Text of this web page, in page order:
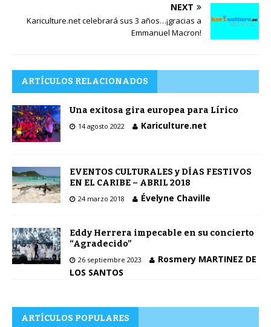
NEXT
Kariculture.net celebrará sus 3 años…¡gracias a
Emmanuel Macron!
ARTÍCULOS RELACIONADOS
Una exitosa gira europea para Lírico
14 agosto 2022 Kariculture.net
EVENTOS CULTURALES y DÍAS FESTIVOS
EN EL CARIBE – ABRIL 2018
24 marzo 2018 Évelyne Chaville
Eddy Herrera impecable en su concierto
“Agradecido”
26 septiembre 2023
Rosmery MARTINEZ DE
LOS SANTOS
ARTÍCULOS POPULARES